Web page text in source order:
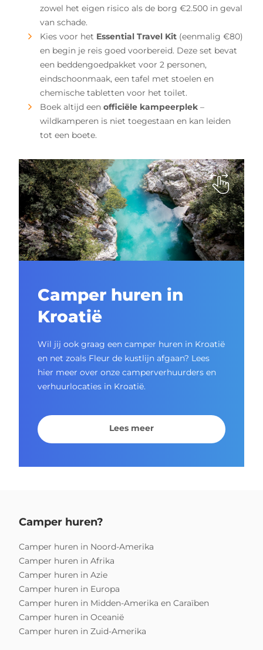
zowel het eigen risico als de borg €2.500 in geval
van schade.
Kies voor het Essential Travel Kit (eenmalig €80)
en begin je reis goed voorbereid. Deze set bevat
een beddengoedpakket voor 2 personen,
eindschoonmaak, een tafel met stoelen en
chemische tabletten voor het toilet.
Boek altijd een officiële kampeerplek –
wildkamperen is niet toegestaan en kan leiden
tot een boete.
Camper huren in
Kroatië
Wil jij ook graag een camper huren in Kroatië
en net zoals Fleur de kustlijn afgaan? Lees
hier meer over onze camperverhuurders en
verhuurlocaties in Kroatië.
Lees meer
Camper huren?
Camper huren in Noord-Amerika
Camper huren in Afrika
Camper huren in Azie
Camper huren in Europa
Camper huren in Midden-Amerika en Caraïben
Camper huren in Oceanië
Camper huren in Zuid-Amerika